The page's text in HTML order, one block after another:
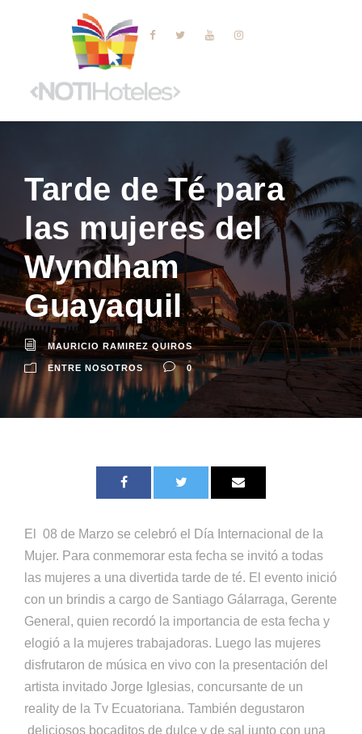
Tarde de Té para
las mujeres del
Wyndham
Guayaquil
MAURICIO RAMIREZ QUIROS
ENTRE NOSOTROS 0
El 08 de Marzo se celebró el Día Internacional de la
Mujer. Para conmemorar esta fecha se invitó a todas
las mujeres a una divertida tarde de té. El evento inició
con un brindis a cargo de Santiago Gálarraga, Gerente
General, quien recordó la importancia de esta fecha y
elogió a la mujeres trabajadoras. Luego las mujeres
disfrutaron de música en vivo con la presentación del
artista invitado Jorge Iglesias, concursante de un
reality de la Tv Ecuatoriana. También degustaron
deliciosos bocaditos de dulce y de sal junto con una